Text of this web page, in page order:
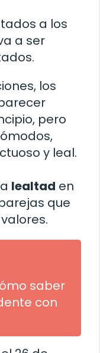
a los
a ser
los
pero
y leal.
lealtad en
que
saber
con